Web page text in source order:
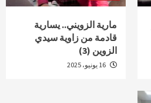
مارية الزويني.. يسارية
قادمة من زاوية سيدي
الزوين (3)